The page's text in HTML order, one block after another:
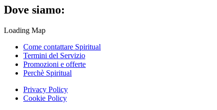
Dove siamo:
Loading Map
Come contattare Spiritual
Termini del Servizio
Promozioni e offerte
Perchè Spiritual
Privacy Policy
Cookie Policy